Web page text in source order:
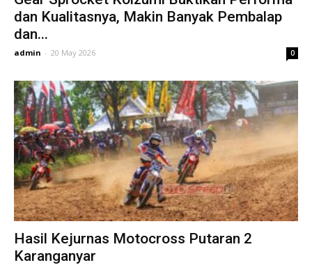
dan Kualitasnya, Makin Banyak Pembalap
dan...
admin - 20 May 2026 0
Hasil Kejurnas Motocross Putaran 2
Karanganyar